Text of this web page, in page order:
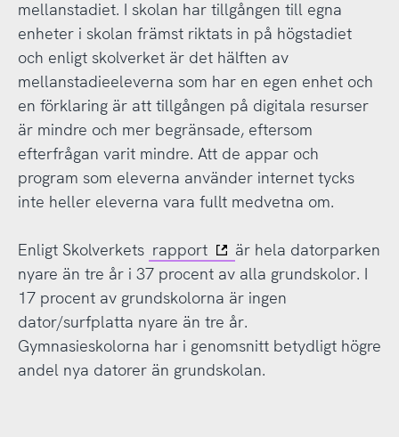
mellanstadiet. I skolan har tillgången till egna
enheter i skolan främst riktats in på högstadiet
och enligt skolverket är det hälften av
mellanstadieeleverna som har en egen enhet och
en förklaring är att tillgången på digitala resurser
är mindre och mer begränsade, eftersom
efterfrågan varit mindre. Att de appar och
program som eleverna använder internet tycks
inte heller eleverna vara fullt medvetna om.
Enligt Skolverkets rapport
är hela datorparken
nyare än tre år i 37 procent av alla grundskolor. I
17 procent av grundskolorna är ingen
dator/surfplatta nyare än tre år.
Gymnasieskolorna har i genomsnitt betydligt högre
andel nya datorer än grundskolan.